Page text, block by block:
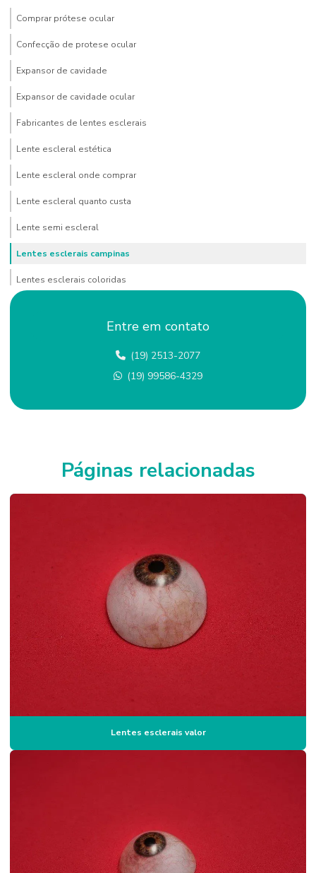
Comprar prótese ocular
Confecção de protese ocular
Expansor de cavidade
Expansor de cavidade ocular
Fabricantes de lentes esclerais
Lente escleral estética
Lente escleral onde comprar
Lente escleral quanto custa
Lente semi escleral
Lentes esclerais campinas
Lentes esclerais coloridas
Lentes esclerais custo
Lentes esclerais e semi esclerais
Lentes esclerais onde encontrar
Lentes esclerais preço
Lentes esclerais valor
Prótese ocular para acidentados
Prótese ocular em campinas
Prótese ocular para criança
Prótese ocular individualizada
Prótese ocular infantil
Prótese ocular com movimento preço
Prótese ocular quanto custa
Entre em contato
(19) 2513-2077
(19) 99586-4329
Páginas relacionadas
Lentes esclerais valor